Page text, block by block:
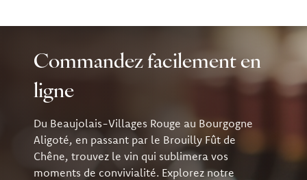
Commandez facilement en
ligne
Du Beaujolais-Villages Rouge au Bourgogne
Aligoté, en passant par le Brouilly Fût de
Chêne, trouvez le vin qui sublimera vos
moments de convivialité. Explorez notre